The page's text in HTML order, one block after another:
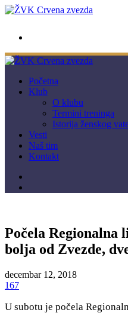
Početna
Klub
O klubu
Termini treninga
Istorija ženskog
Vesti
Naš tim
Kontakt
Počela Regionalna
bolja od Zvezde,
decembar 12, 2018
167
U subotu je počela